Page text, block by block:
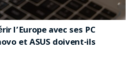
l’Europe avec ses PC
et ASUS doivent-ils